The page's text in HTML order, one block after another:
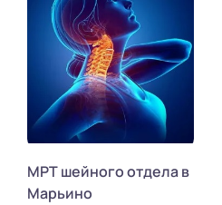
МРТ шейного отдела в
Марьино